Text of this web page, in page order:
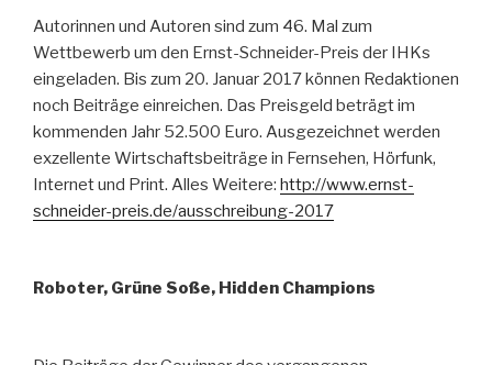
Autorinnen und Autoren sind zum 46. Mal zum
Wettbewerb um den Ernst-Schneider-Preis der IHKs
eingeladen. Bis zum 20. Januar 2017 können Redaktionen
noch Beiträge einreichen. Das Preisgeld beträgt im
kommenden Jahr 52.500 Euro. Ausgezeichnet werden
exzellente Wirtschaftsbeiträge in Fernsehen, Hörfunk,
Internet und Print. Alles Weitere: http://www.ernst-
schneider-preis.de/ausschreibung-2017
Roboter, Grüne Soße, Hidden Champions